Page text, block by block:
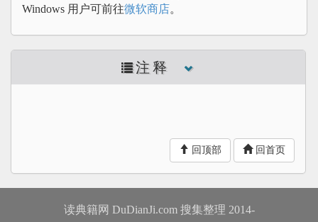
Windows 用户可前往微软商店。
注释
回顶部 回首页
读典籍网 DuDianJi.com 搜集整理 2014-